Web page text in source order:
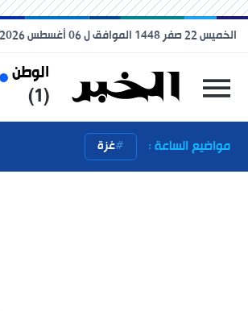
الوطن
(1)
الخميس 22 صفر 1448 الموافق ل 06 أغسطس 2026
مواضيع الساعة : غزة